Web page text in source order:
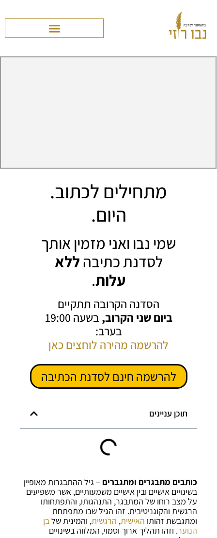
מתחילים לכתוב.
היום.
שמי נבו ואני מזמין אותך
לסדנת כתיבהללא
עלות.
הסדנה הקרובה תתקיים
ביום שני הקרוב,
בשעה 19:00
בערב:
להרשמה מהירה לוחצים כאן
להרשמה חינם לסדנת הכתיבה
תוכן עניינים
כותבים מתבגרים ומתגברים – גיל ההתבגרות מאופיין
בשינויים אישיים ובין אישיים משמעותיים, אשר משפיעים
על מצב רוחו של המתבגר, התנהגותו, והתפתחותו
הרגשית והקוגניטיבית. זהו הגיל שבו מתפתחת
ומתגבשת זהותו האישית, הרגשית, והמינית שלבן
הנוער. וזהו תהליך ארוך וסמוי, המלווה בשינויים